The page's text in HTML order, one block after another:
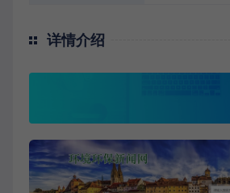
详情介绍